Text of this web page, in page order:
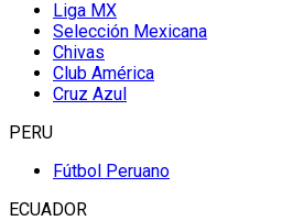
Liga MX
Selección Mexicana
Chivas
Club América
Cruz Azul
PERU
Fútbol Peruano
ECUADOR